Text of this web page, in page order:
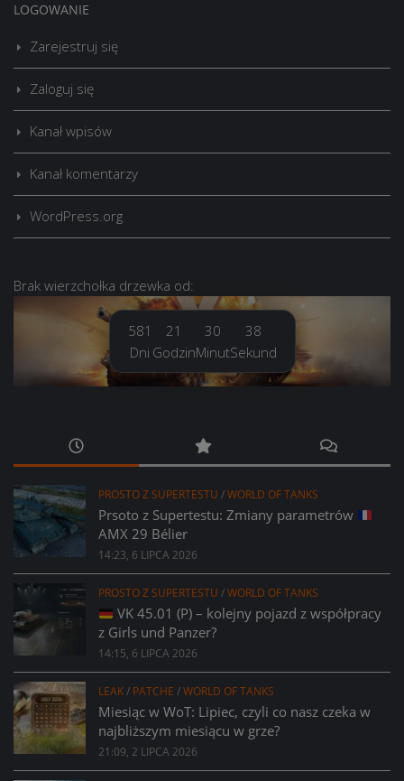
LOGOWANIE
Zarejestruj się
Zaloguj się
Kanał wpisów
Kanał komentarzy
WordPress.org
Brak wierzchołka drzewka od:
581
Dni
21
Godzin
30
Minut
39
Sekund
PROSTO Z SUPERTESTU /WORLD OF TANKS
Prsoto z Supertestu: Zmiany parametrów
AMX 29 Bélier
14:23, 6 LIPCA 2026
PROSTO Z SUPERTESTU /WORLD OF TANKS
VK 45.01 (P) – kolejny pojazd z współpracy
z Girls und Panzer?
14:15, 6 LIPCA 2026
LEAK/ PATCHE /WORLD OF TANKS
Miesiąc w WoT: Lipiec, czyli co nasz czeka w
najbliższym miesiącu w grze?
21:09, 2 LIPCA 2026